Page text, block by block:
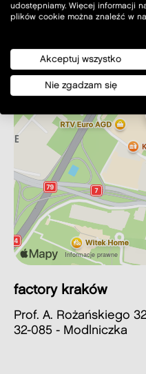
factory kraków
Prof. A. Rożańskiego
32-085 - Modlniczka
udostępniamy. Więcej informacji
plików cookie można znaleźć w
Akceptuj wszystko
Nie zgadzam się